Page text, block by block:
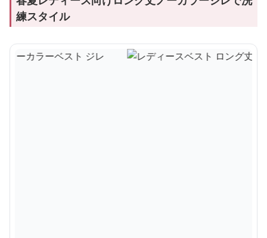
練スタイル